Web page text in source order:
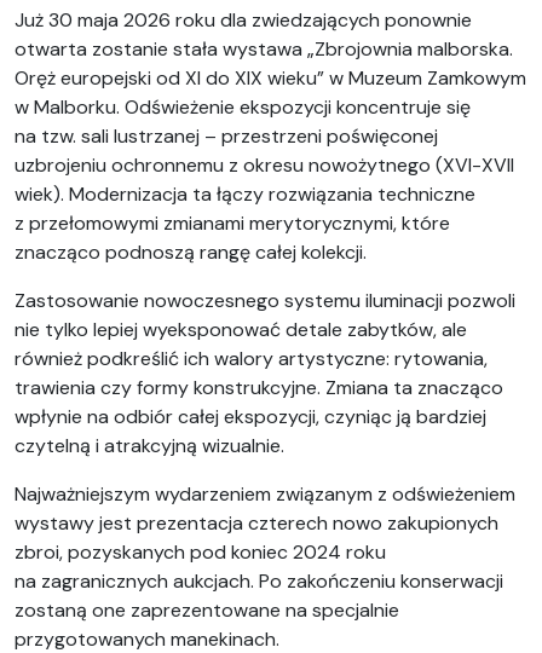
Już 30 maja 2026 roku dla zwiedzających ponownie
otwarta zostanie stała wystawa „Zbrojownia malborska.
Oręż europejski od XI do XIX wieku” w Muzeum Zamkowym
w Malborku. Odświeżenie ekspozycji koncentruje się
na tzw. sali lustrzanej – przestrzeni poświęconej
uzbrojeniu ochronnemu z okresu nowożytnego (XVI-XVII
wiek). Modernizacja ta łączy rozwiązania techniczne
z przełomowymi zmianami merytorycznymi, które
znacząco podnoszą rangę całej kolekcji.
Zastosowanie nowoczesnego systemu iluminacji pozwoli
nie tylko lepiej wyeksponować detale zabytków, ale
również podkreślić ich walory artystyczne: rytowania,
trawienia czy formy konstrukcyjne. Zmiana ta znacząco
wpłynie na odbiór całej ekspozycji, czyniąc ją bardziej
czytelną i atrakcyjną wizualnie.
Najważniejszym wydarzeniem związanym z odświeżeniem
wystawy jest prezentacja czterech nowo zakupionych
zbroi, pozyskanych pod koniec 2024 roku
na zagranicznych aukcjach. Po zakończeniu konserwacji
zostaną one zaprezentowane na specjalnie
przygotowanych manekinach.